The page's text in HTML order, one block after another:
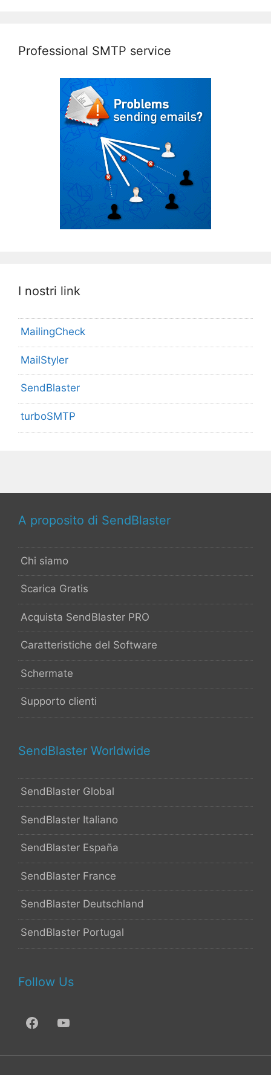
Professional SMTP service
I nostri link
MailingCheck
MailStyler
SendBlaster
turboSMTP
A proposito di SendBlaster
Chi siamo
Scarica Gratis
Acquista SendBlaster PRO
Caratteristiche del Software
Schermate
Supporto clienti
SendBlaster Worldwide
SendBlaster Global
SendBlaster Italiano
SendBlaster España
SendBlaster France
SendBlaster Deutschland
SendBlaster Portugal
Follow Us